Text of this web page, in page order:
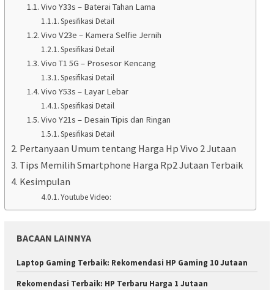
Vivo Y33s – Baterai Tahan Lama
Spesifikasi Detail
Vivo V23e – Kamera Selfie Jernih
Spesifikasi Detail
Vivo T1 5G – Prosesor Kencang
Spesifikasi Detail
Vivo Y53s – Layar Lebar
Spesifikasi Detail
Vivo Y21s – Desain Tipis dan Ringan
Spesifikasi Detail
Pertanyaan Umum tentang Harga Hp Vivo 2 Jutaan
Tips Memilih Smartphone Harga Rp2 Jutaan Terbaik
Kesimpulan
Youtube Video:
BACAAN LAINNYA
Laptop Gaming Terbaik: Rekomendasi HP Gaming 10 Jutaan
Rekomendasi Terbaik: HP Terbaru Harga 1 Jutaan